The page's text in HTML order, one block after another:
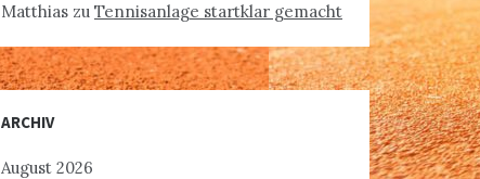
Matthias zu Tennisanlage startklar gemacht
ARCHIV
August 2026